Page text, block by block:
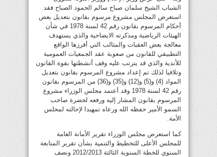
الشباب الشيخ سلمان صباح سالم الحمود الصباح فقد
استعرض المجلس مشروع مرسوم بقانون بتعديل بعض
أحكام المرسوم بقانون رقم 42 لسنة 1978 في شأن
الهيئات الرياضية ومذكرته الايضاحية والذي يستهدف
معالجة بعض العقبات والمثالب التي أفرزها الواقع
التطبيقي للقانون من صعوبة عقد الجمعيات العمومية
للأندية والذي قد يترتب عليه وقف أنشطتها بقوة القانون
وتلافيا لذلك تم إعداد مشروع المرسوم بقانون بتعديل
المواد (4) و(5) و(12) و(35) و(36) من المرسوم بقانون
رقم 42 لسنة 1978 وقد أعتمد مجلس الوزراء مشروع
المرسوم بقانون المشار إليه ورفعه لحضرة صاحب
السمو الأمير حفظه الله ورعاه تمهيدا لإحالته لمجلس
الأمة.
كما استعرض مجلس الوزراء تقرير الأمانة العامة
للمجلس الأعلى للتخطيط والتنمية بشأن تقرير المتابعة
السنوي للخطة السنوية الثالثة 2012/2013 ونصف